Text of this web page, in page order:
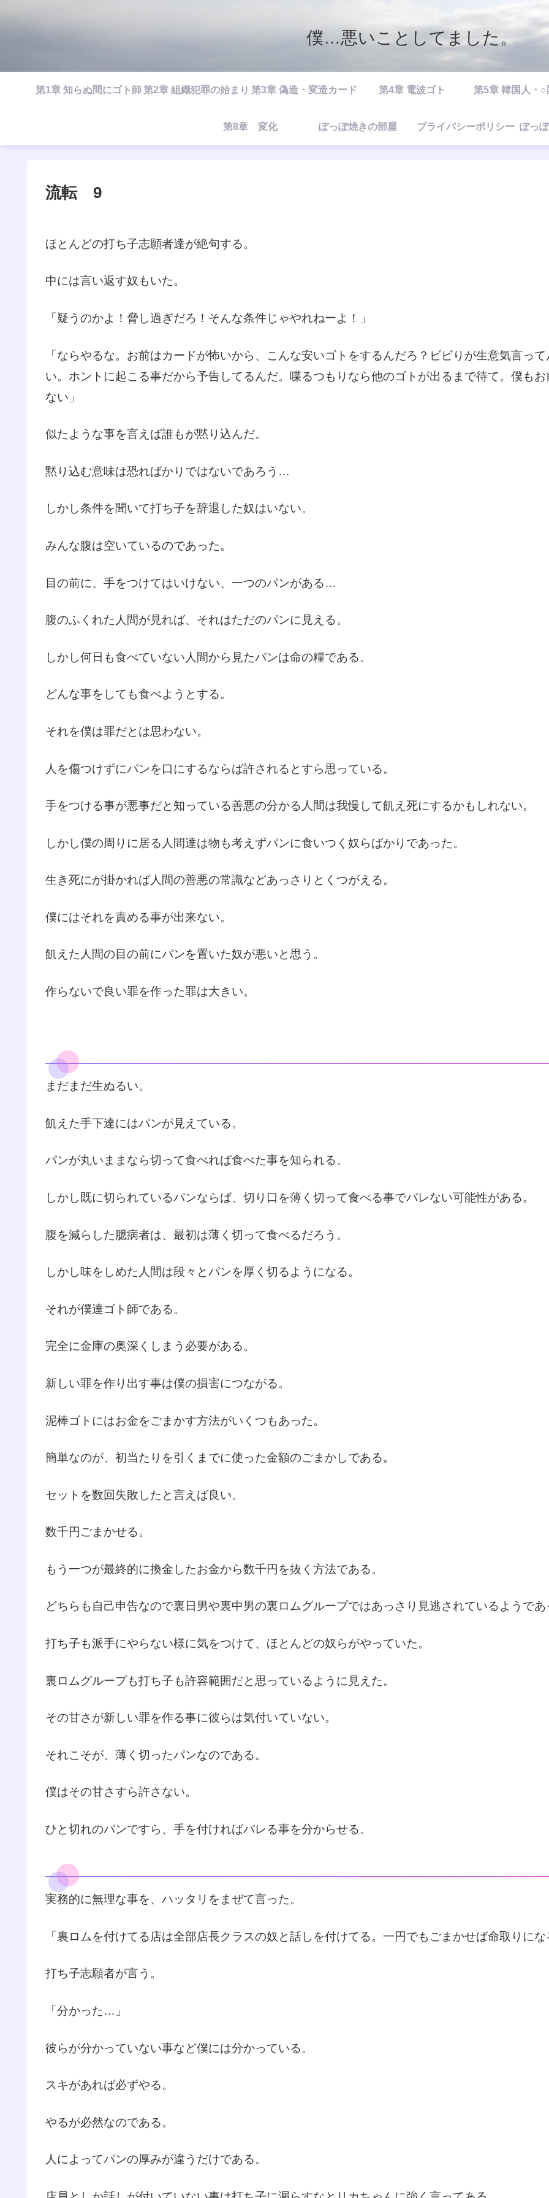
僕…悪いことしてました。
第1章 知らぬ間にゴト師 第2章 組織犯罪の始まり 第3章 偽造・変造カード 第4章 電波ゴト 第5章 韓国人・○
第8章 変化 ぽっぽ焼きの部屋 プライバシーポリシー ぽっ
流転 9
ほとんどの打ち子志願者達が絶句する。
中には言い返す奴もいた。
「疑うのかよ！脅し過ぎだろ！そんな条件じゃやれねーよ！」
「ならやるな。お前はカードが怖いから、こんな安いゴトをするんだろ？ビビりが生意気言っ
い。ホントに起こる事だから予告してるんだ。喋るつもりなら他のゴトが出るまで待て。僕も
ない」
似たような事を言えば誰もが黙り込んだ。
黙り込む意味は恐ればかりではないであろう…
しかし条件を聞いて打ち子を辞退した奴はいない。
みんな腹は空いているのであった。
目の前に、手をつけてはいけない、一つのパンがある…
腹のふくれた人間が見れば、それはただのパンに見える。
しかし何日も食べていない人間から見たパンは命の糧である。
どんな事をしても食べようとする。
それを僕は罪だとは思わない。
人を傷つけずにパンを口にするならば許されるとすら思っている。
手をつける事が悪事だと知っている善悪の分かる人間は我慢して飢え死にするかもしれない。
しかし僕の周りに居る人間達は物も考えずパンに食いつく奴らばかりであった。
生き死にが掛かれば人間の善悪の常識などあっさりとくつがえる。
僕にはそれを責める事が出来ない。
飢えた人間の目の前にパンを置いた奴が悪いと思う。
作らないで良い罪を作った罪は大きい。
まだまだ生ぬるい。
飢えた手下達にはパンが見えている。
パンが丸いままなら切って食べれば食べた事を知られる。
しかし既に切られているパンならば、切り口を薄く切って食べる事でバレない可能性がある。
腹を減らした臆病者は、最初は薄く切って食べるだろう。
しかし味をしめた人間は段々とパンを厚く切るようになる。
それが僕達ゴト師である。
完全に金庫の奥深くしまう必要がある。
新しい罪を作り出す事は僕の損害につながる。
泥棒ゴトにはお金をごまかす方法がいくつもあった。
簡単なのが、初当たりを引くまでに使った金額のごまかしである。
セットを数回失敗したと言えば良い。
数千円ごまかせる。
もう一つが最終的に換金したお金から数千円を抜く方法である。
どちらも自己申告なので裏日男や裏中男の裏ロムグループではあっさり見逃されているようであ
打ち子も派手にやらない様に気をつけて、ほとんどの奴らがやっていた。
裏ロムグループも打ち子も許容範囲だと思っているように見えた。
その甘さが新しい罪を作る事に彼らは気付いていない。
それこそが、薄く切ったパンなのである。
僕はその甘さすら許さない。
ひと切れのパンですら、手を付ければバレる事を分からせる。
実務的に無理な事を、ハッタリをまぜて言った。
「裏ロムを付けてる店は全部店長クラスの奴と話しを付けてる。一円でもごまかせば命取りに
打ち子志願者が言う。
「分かった…」
彼らが分かっていない事など僕には分かっている。
スキがあれば必ずやる。
やるが必然なのである。
人によってパンの厚みが違うだけである。